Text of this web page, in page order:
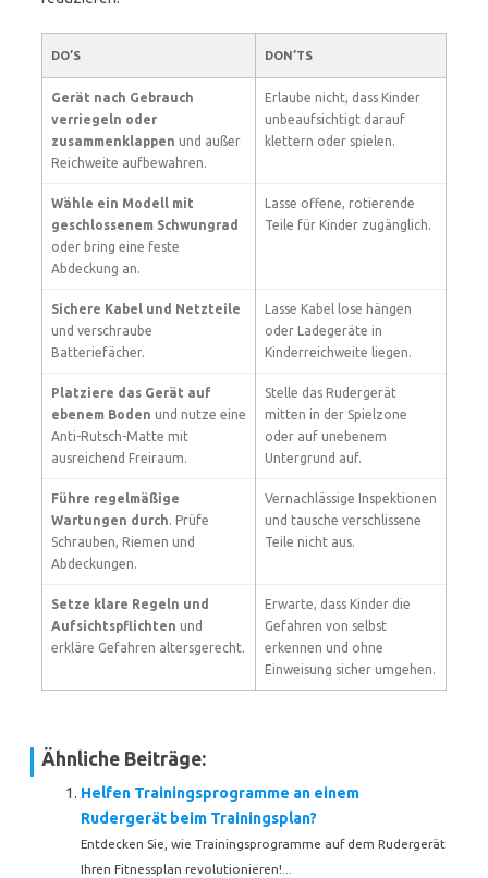
DO’S DON’TS
Gerät nach Gebrauch
verriegeln oder
zusammenklappen und außer
Reichweite aufbewahren.
Erlaube nicht, dass Kinder
unbeaufsichtigt darauf
klettern oder spielen.
Wähle ein Modell mit
geschlossenem Schwungrad
oder bring eine feste
Abdeckung an.
Lasse offene, rotierende
Teile für Kinder zugänglich.
Sichere Kabel und Netzteile
und verschraube
Batteriefächer.
Lasse Kabel lose hängen
oder Ladegeräte in
Kinderreichweite liegen.
Platziere das Gerät auf
ebenem Boden und nutze eine
Anti-Rutsch-Matte mit
ausreichend Freiraum.
Stelle das Rudergerät
mitten in der Spielzone
oder auf unebenem
Untergrund auf.
Führe regelmäßige
Wartungen durch. Prüfe
Schrauben, Riemen und
Abdeckungen.
Vernachlässige Inspektionen
und tausche verschlissene
Teile nicht aus.
Setze klare Regeln und
Aufsichtspflichten und
erkläre Gefahren altersgerecht.
Erwarte, dass Kinder die
Gefahren von selbst
erkennen und ohne
Einweisung sicher umgehen.
Ähnliche Beiträge:
Helfen Trainingsprogramme an einem
Rudergerät beim Trainingsplan?
Entdecken Sie, wie Trainingsprogramme auf dem Rudergerät
Ihren Fitnessplan revolutionieren!...